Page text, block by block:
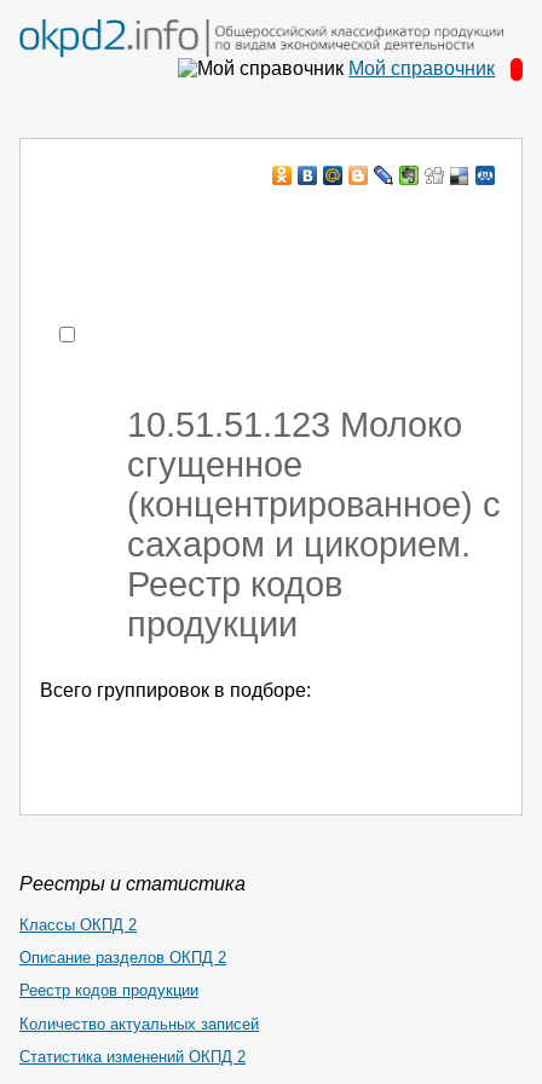
Мой справочник
10.51.51.123 Молоко
сгущенное
(концентрированное) с
сахаром и цикорием.
Реестр кодов
продукции
Всего группировок в подборе:
Реестры и статистика
Классы ОКПД 2
Описание разделов ОКПД 2
Реестр кодов продукции
Количество актуальных записей
Статистика изменений ОКПД 2